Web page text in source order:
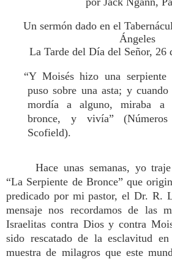
Un sermón dado en el
Ángeles
La Tarde del Día del Señor, 26
“Y Moisés hizo una
puso sobre una asta; y cuando
mordía a alguno, miraba a
bronce, y vivía”
Scofield).
Hace unas semanas, yo
“La Serpiente de Bronce” que
predicado por mi pastor, el Dr. R.
mensaje nos recordamos de las
Israelitas contra Dios y contra
sido rescatado de la esclavitud
muestra de milagros que este